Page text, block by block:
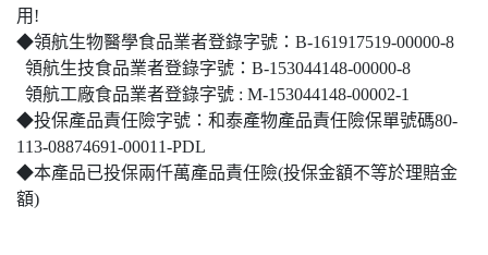
用!
◆領航生物醫學食品業者登錄字號：B-161917519-00000-8
領航生技食品業者登錄字號：B-153044148-00000-8
領航工廠食品業者登錄字號 : M-153044148-00002-1
◆投保產品責任險字號：和泰產物產品責任險保單號碼80-
113-08874691-00011-PDL
◆本產品已投保兩仟萬產品責任險(投保金額不等於理賠金
額)